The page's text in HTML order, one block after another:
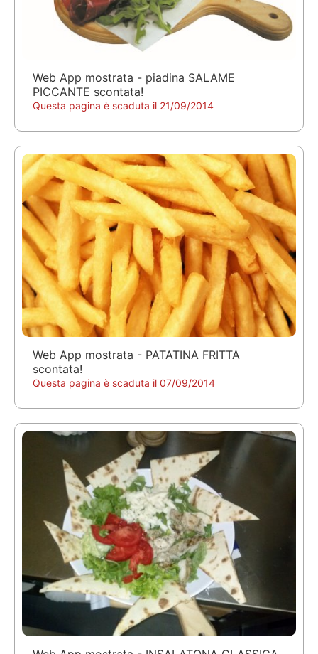
Web App mostrata - piadina SALAME
PICCANTE scontata!
Questa pagina è scaduta il 21/09/2014
Web App mostrata - PATATINA FRITTA
scontata!
Questa pagina è scaduta il 07/09/2014